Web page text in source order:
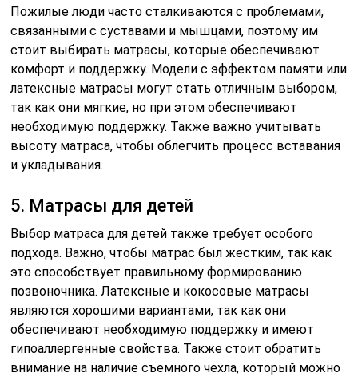
Пожилые люди часто сталкиваются с проблемами,
связанными с суставами и мышцами, поэтому им
стоит выбирать матрасы, которые обеспечивают
комфорт и поддержку. Модели с эффектом памяти или
латексные матрасы могут стать отличным выбором,
так как они мягкие, но при этом обеспечивают
необходимую поддержку. Также важно учитывать
высоту матраса, чтобы облегчить процесс вставания
и укладывания.
5. Матрасы для детей
Выбор матраса для детей также требует особого
подхода. Важно, чтобы матрас был жестким, так как
это способствует правильному формированию
позвоночника. Латексные и кокосовые матрасы
являются хорошими вариантами, так как они
обеспечивают необходимую поддержку и имеют
гипоаллергенные свойства. Также стоит обратить
внимание на наличие съемного чехла, который можно